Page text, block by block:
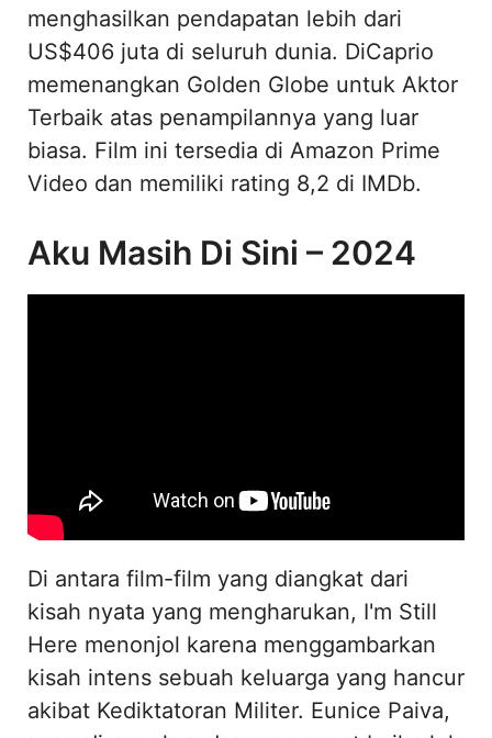
menghasilkan pendapatan lebih dari
US$406 juta di seluruh dunia. DiCaprio
memenangkan Golden Globe untuk Aktor
Terbaik atas penampilannya yang luar
biasa. Film ini tersedia di Amazon Prime
Video dan memiliki rating 8,2 di IMDb.
Aku Masih Di Sini – 2024
Di antara film-film yang diangkat dari
kisah nyata yang mengharukan, I'm Still
Here menonjol karena menggambarkan
kisah intens sebuah keluarga yang hancur
akibat Kediktatoran Militer. Eunice Paiva,